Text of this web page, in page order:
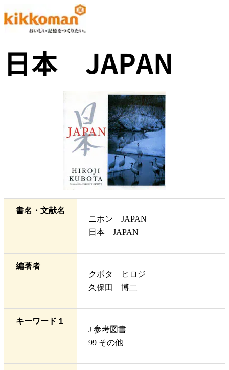
日本 JAPAN
書名・文献名
ニホン JAPAN
日本 JAPAN
編著者
クボタ ヒロジ
久保田 博二
キーワード１
J 参考図書
99 その他